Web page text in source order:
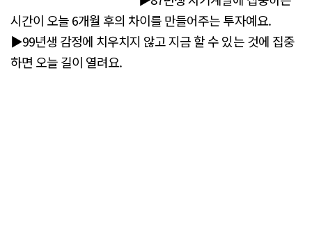
시간이 오늘 6개월 후의 차이를 만들어주는 투자예요.
▶99년생 감정에 치우치지 않고 지금 할 수 있는 것에 집중
하면 오늘 길이 열려요.